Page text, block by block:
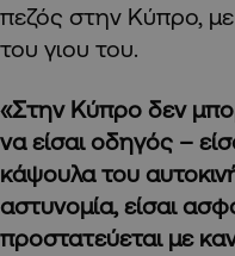
πεζός στην Κύπρο,
του γιου του.
«Στην Κύπρο δεν
να είσαι οδηγός –
κάψουλα του
αστυνομία, είσαι
προστατεύεται με